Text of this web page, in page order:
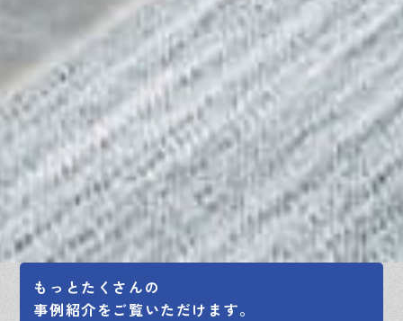
もっとたくさんの
事例紹介をご覧いただけます。